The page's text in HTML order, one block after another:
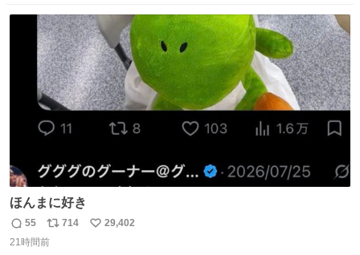
ト
数
数
ほんまに好き
返
信
55
リ
ポ
714
い
29,402
21時間前